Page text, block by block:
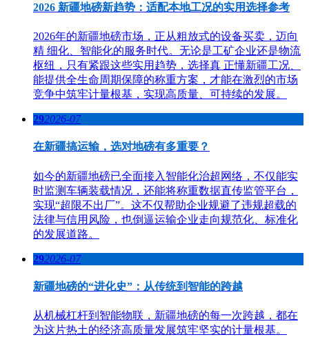
2026 新疆地磅新趋势：适配本地工况的实用选择参考
2026年的新疆地磅市场，正从粗放式的设备买卖，迈向
精 细化、智能化的服务时代。无论是工矿企业还是物流
枢纽，只有紧跟这些实用趋势，选择真 正懂新疆工况、
能提供全生命周期保障的称重方案，才能在激烈的市场
竞争中筑牢计量根基，实现高质量、可持续的发展。
292026-07
在新疆搞运输，选对地磅有多重要？
如今的新疆地磅已全面接入智能化治超网络，不仅能实
时监测车辆装载情况，还能将称重数据直传监管平台，
实现“超限不出厂”。这不仅帮助企业规避了违规超载的
法律与信用风险，也倒逼运输企业走向规范化、标准化
的发展道路。
292026-07
新疆地磅的“进化史”：从传统到智能的跨越
从机械杠杆到智能物联，新疆地磅的每一次跨越，都在
为这片热土的经济高质量发展筑牢坚实的计量根基。